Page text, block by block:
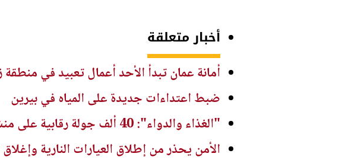
أخبار متعلقة
أمانة عمان تبدأ الأحد أعمال تعبيد في
ضبط اعتداءات جديدة على المياه في بيرين
"الغذاء والدواء": 40 ألف جولة رقابية على منشآت غذائية بالنصف الأول من 2026
الأمن يحذر من إطلاق العيارات النارية